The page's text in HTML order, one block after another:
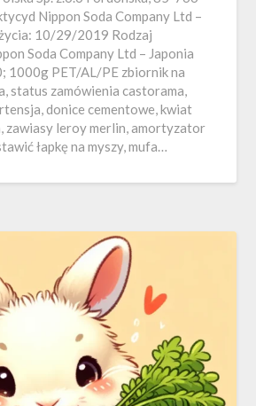
Nippon Soda Company Ltd –
10/29/2019 Rodzaj
Soda Company Ltd – Japonia
1000g PET/AL/PE zbiornik na
status zamówienia castorama,
donice cementowe, kwiat
zawiasy leroy merlin, amortyzator
łapkę na myszy, mufa…